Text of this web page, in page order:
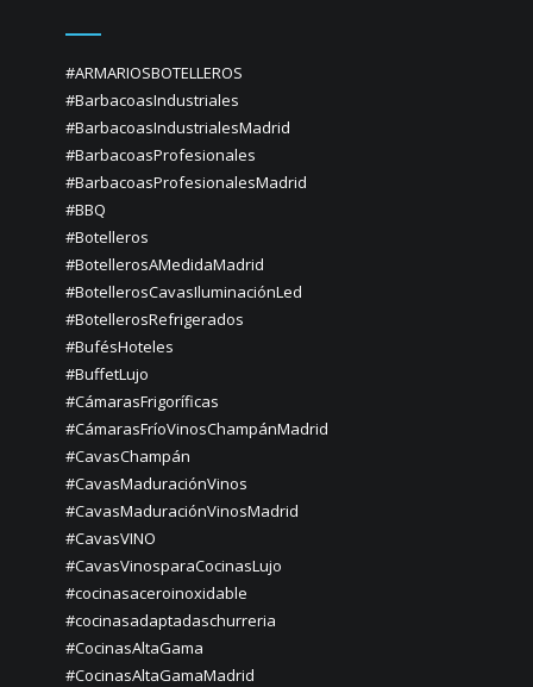
#ARMARIOSBOTELLEROS
#BarbacoasIndustriales
#BarbacoasIndustrialesMadrid
#BarbacoasProfesionales
#BarbacoasProfesionalesMadrid
#BBQ
#Botelleros
#BotellerosAMedidaMadrid
#BotellerosCavasIluminaciónLed
#BotellerosRefrigerados
#BufésHoteles
#BuffetLujo
#CámarasFrigoríficas
#CámarasFríoVinosChampánMadrid
#CavasChampán
#CavasMaduraciónVinos
#CavasMaduraciónVinosMadrid
#CavasVINO
#CavasVinosparaCocinasLujo
#cocinasaceroinoxidable
#cocinasadaptadaschurreria
#CocinasAltaGama
#CocinasAltaGamaMadrid